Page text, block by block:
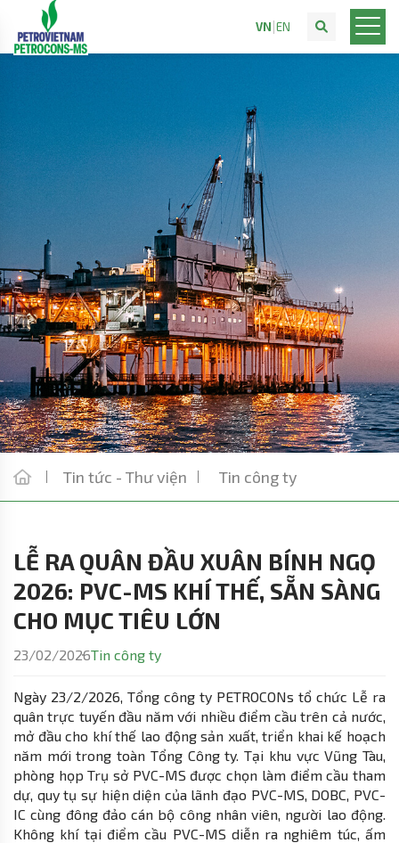
VN EN
Tin tức - Thư viện Tin công ty
LỄ RA QUÂN ĐẦU XUÂN BÍNH NGỌ
2026: PVC-MS KHÍ THẾ, SẴN SÀNG
CHO MỤC TIÊU LỚN
23/02/2026Tin công ty
Ngày 23/2/2026, Tổng công ty PETROCONs tổ chức Lễ ra
quân trực tuyến đầu năm với nhiều điểm cầu trên cả nước,
mở đầu cho khí thế lao động sản xuất, triển khai kế hoạch
năm mới trong toàn Tổng Công ty. Tại khu vực Vũng Tàu,
phòng họp Trụ sở PVC-MS được chọn làm điểm cầu tham
dự, quy tụ sự hiện diện của lãnh đạo PVC-MS, DOBC, PVC-
IC cùng đông đảo cán bộ công nhân viên, người lao động.
Không khí tại điểm cầu PVC-MS diễn ra nghiêm túc, ấm